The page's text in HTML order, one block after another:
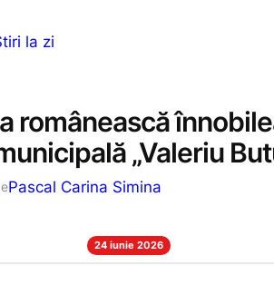
la zi
românească
„Valeriu
Pascal Carina Simina
24 iunie 2026